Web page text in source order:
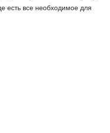
есть все необходимое для